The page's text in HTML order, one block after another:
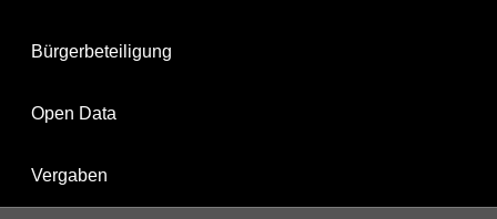
Bürgerbeteiligung
Open Data
Vergaben